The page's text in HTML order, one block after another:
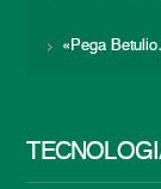
«Pega